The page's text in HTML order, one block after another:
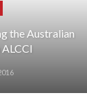
the Australian